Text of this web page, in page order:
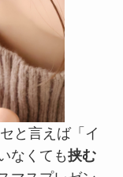
と言えば「イ
なくても挟む